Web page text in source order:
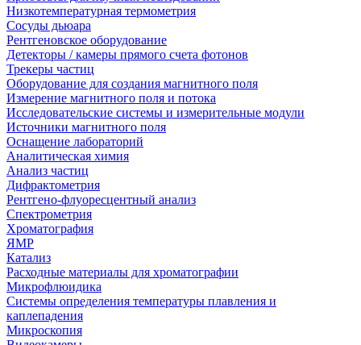
Низкотемпературная термометрия
Сосуды дьюара
Рентгеновское оборудование
Детекторы / камеры прямого счета фотонов
Трекеры частиц
Оборудование для создания магнитного поля
Измерение магнитного поля и потока
Исследовательские системы и измерительные модули
Источники магнитного поля
Оснащение лабораторий
Аналитическая химия
Анализ частиц
Дифрактометрия
Рентгено-флуоресцентный анализ
Спектрометрия
Хроматография
ЯМР
Катализ
Расходные материалы для хроматографии
Микрофлюидика
Системы определения температуры плавления и
каплепадения
Микроскопия